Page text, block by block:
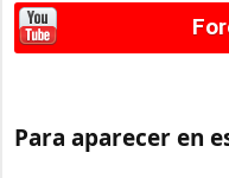
Para aparecer en